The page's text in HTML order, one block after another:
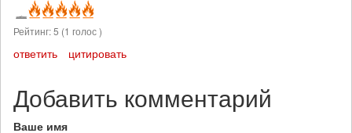
Рейтинг:5 (1 голос )
ответить цитировать
Добавить комментарий
Ваше имя